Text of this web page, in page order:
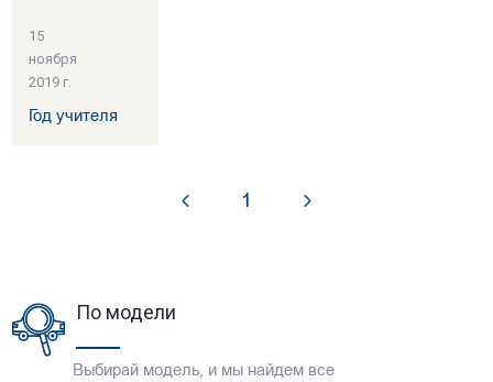
15
ноября
2019 г.
Год учителя
1
По модели
Выбирай модель, и мы найдем все